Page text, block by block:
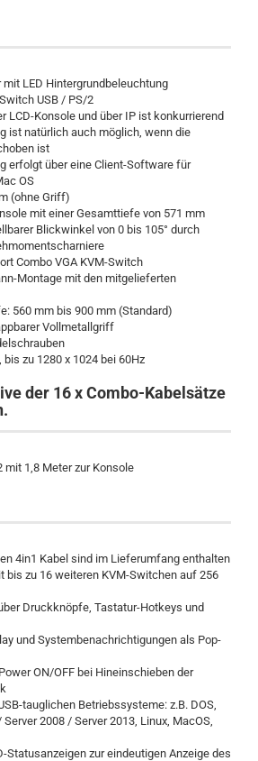
mit LED Hintergrundbeleuchtung
USB / PS/2
LCD-Konsole und über IP ist konkurrierend
ist natürlich auch möglich, wenn die
ist
erfolgt über eine Client-Software für
OS
(ohne Griff)
mit einer Gesamttiefe von 571 mm
Blickwinkel von 0 bis 105° durch
Combo VGA KVM-Switch
Montage mit den mitgelieferten
560 mm bis 900 mm (Standard)
Vollmetallgriff
zu 1280 x 1024 bei 60Hz
der 16 x Combo-Kabelsätze
mit 1,8 Meter zur Konsole
4in1 Kabel sind im Lieferumfang enthalten
bis zu 16 weiteren KVM-Switchen auf 256
Druckknöpfe, Tastatur-Hotkeys und
und Systembenachrichtigungen als Pop-
ON/OFF bei Hineinschieben der
tauglichen Betriebssysteme: z.B. DOS,
2008 / Server 2013, Linux, MacOS,
Statusanzeigen zur eindeutigen Anzeige des